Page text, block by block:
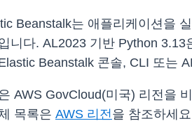
Beanstalk는 애플리케이션을
니다. AL2023 기반 Python
Beanstalk 콘솔, CLI 또는
AWS GovCloud(미국) 리전을
목록은 AWS 리전을 참조하세